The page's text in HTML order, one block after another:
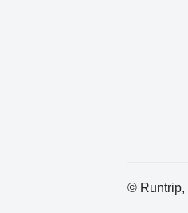
© Runtrip,